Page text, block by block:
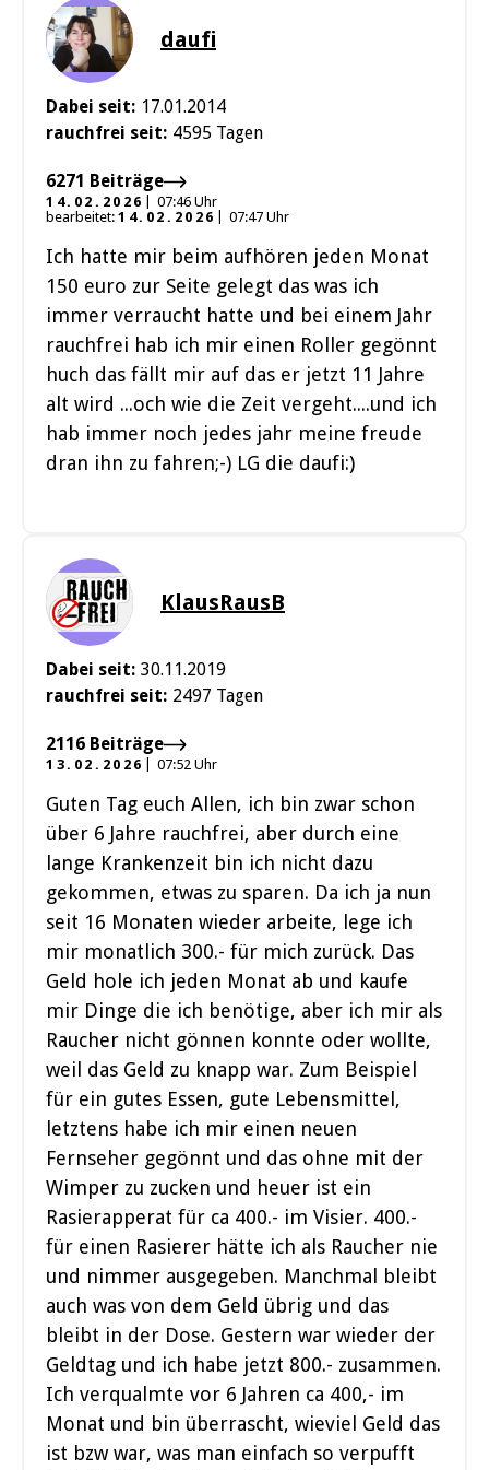
daufi
Dabei seit: 17.01.2014
rauchfrei seit: 4595 Tagen
6271 Beiträge
14.02.2026
07:46 Uhr
bearbeitet: 14.02.2026 07:47 Uhr
Ich hatte mir beim aufhören jeden Monat
150 euro zur Seite gelegt das was ich
immer verraucht hatte und bei einem Jahr
rauchfrei hab ich mir einen Roller gegönnt
huch das fällt mir auf das er jetzt 11 Jahre
alt wird ...och wie die Zeit vergeht....und ich
hab immer noch jedes jahr meine freude
dran ihn zu fahren;-) LG die daufi:)
KlausRausB
Dabei seit: 30.11.2019
rauchfrei seit: 2497 Tagen
2116 Beiträge
13.02.2026 07:52 Uhr
Guten Tag euch Allen, ich bin zwar schon
über 6 Jahre rauchfrei, aber durch eine
lange Krankenzeit bin ich nicht dazu
gekommen, etwas zu sparen. Da ich ja nun
seit 16 Monaten wieder arbeite, lege ich
mir monatlich 300.- für mich zurück. Das
Geld hole ich jeden Monat ab und kaufe
mir Dinge die ich benötige, aber ich mir als
Raucher nicht gönnen konnte oder wollte,
weil das Geld zu knapp war. Zum Beispiel
für ein gutes Essen, gute Lebensmittel,
letztens habe ich mir einen neuen
Fernseher gegönnt und das ohne mit der
Wimper zu zucken und heuer ist ein
Rasierapperat für ca 400.- im Visier. 400.-
für einen Rasierer hätte ich als Raucher nie
und nimmer ausgegeben. Manchmal bleibt
auch was von dem Geld übrig und das
bleibt in der Dose. Gestern war wieder der
Geldtag und ich habe jetzt 800.- zusammen.
Ich verqualmte vor 6 Jahren ca 400,- im
Monat und bin überrascht, wieviel Geld das
ist bzw war, was man einfach so verpufft